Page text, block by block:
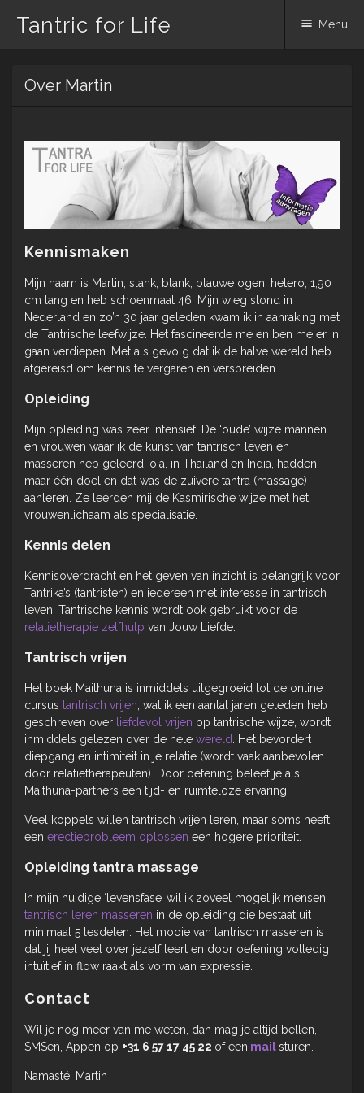
Tantric for Life Menu
naar
inhoud
Over Martin
Kennismaken
Mijn naam is Martin, slank, blank, blauwe ogen, hetero, 1,90
cm lang en heb schoenmaat 46. Mijn wieg stond in
Nederland en zo’n 30 jaar geleden kwam ik in aanraking met
de Tantrische leefwijze. Het fascineerde me en ben me er in
gaan verdiepen. Met als gevolg dat ik de halve wereld heb
afgereisd om kennis te vergaren en verspreiden.
Opleiding
Mijn opleiding was zeer intensief. De ‘oude’ wijze mannen
en vrouwen waar ik de kunst van tantrisch leven en
masseren heb geleerd, o.a. in Thailand en India, hadden
maar één doel en dat was de zuivere tantra (massage)
aanleren. Ze leerden mij de Kasmirische wijze met het
vrouwenlichaam als specialisatie.
Kennis delen
Kennisoverdracht en het geven van inzicht is belangrijk voor
Tantrika’s (tantristen) en iedereen met interesse in tantrisch
leven. Tantrische kennis wordt ook gebruikt voor de
relatietherapie zelfhulp van Jouw Liefde.
Tantrisch vrijen
Het boek Maithuna is inmiddels uitgegroeid tot de online
cursus tantrisch vrijen , wat ik een aantal jaren geleden heb
geschreven over liefdevol vrijen op tantrische wijze, wordt
inmiddels gelezen over de hele wereld
. Het bevordert
diepgang en intimiteit in je relatie (wordt vaak aanbevolen
door relatietherapeuten). Door oefening beleef je als
Maithuna-partners een tijd- en ruimteloze ervaring.
Veel koppels willen tantrisch vrijen leren, maar soms heeft
een erectieprobleem oplossen een hogere prioriteit.
Opleiding tantra massage
In mijn huidige ‘levensfase’ wil ik zoveel mogelijk mensen
tantrisch leren masseren in de opleiding die bestaat uit
minimaal 5 lesdelen. Het mooie van tantrisch masseren is
dat jij heel veel over jezelf leert en door oefening volledig
intuïtief in flow raakt als vorm van expressie.
Contact
Wil je nog meer van me weten, dan mag je altijd bellen,
SMSen, Appen op +31 6 57 17 45 22 of een mailsturen.
Namasté, Martin